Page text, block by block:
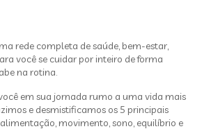
rede completa de saúde, bem-estar,
você se cuidar por inteiro de forma
na rotina.
em sua jornada rumo a uma vida mais
e desmistificamos os 5 principais
movimento, sono, equilíbrio e